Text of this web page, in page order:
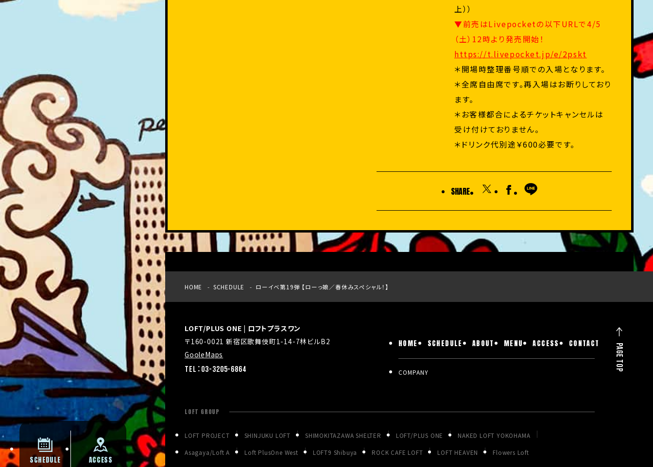
SCHEDULE ACCESS
上））
▼前売はLivepocketの以下URLで4/5
（土）12時より発売開始！
https://t.livepocket.jp/e/2pskt
＊開場時整理番号順での入場となります。
＊全席自由席です。再入場はお断りしており
ます。
＊お客様都合によるチケットキャンセルは
受け付けておりません。
＊ドリンク代別途￥600必要です。
SHARE
HOME SCHEDULE ローイベ第19弾 【ローっ娘／春休みスペシャル！】
LOFT/PLUS ONE | ロフトプラスワン
〒160-0021 新宿区歌舞伎町1-14-7林ビルB2
GooleMaps
TEL：03-3205-6864
HOME SCHEDULE ABOUT MENU ACCESS CONTACT
COMPANY
LOFT GROUP
LOFT PROJECT SHINJUKU LOFT SHIMOKITAZAWA SHELTER LOFT/PLUS ONE NAKED LOFT YOKOHAMA
Asagaya/Loft A Loft PlusOne West LOFT9 Shibuya ROCK CAFE LOFT LOFT HEAVEN Flowers Loft
PAGE TOP